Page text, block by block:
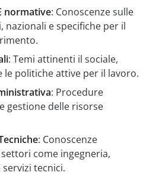
normative: Conoscenze sulle
nazionali e specifiche per il
: Temi attinenti il sociale,
le politiche attive per il lavoro.
: Procedure
gestione delle risorse
: Conoscenze
come ingegneria,
tecnici.